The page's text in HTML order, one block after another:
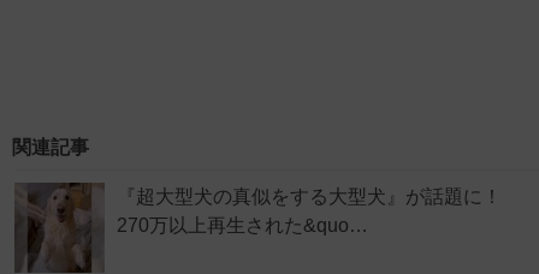
関連記事
『超大型犬の真似をする大型犬』が話題に！
270万以上再生された&quo…